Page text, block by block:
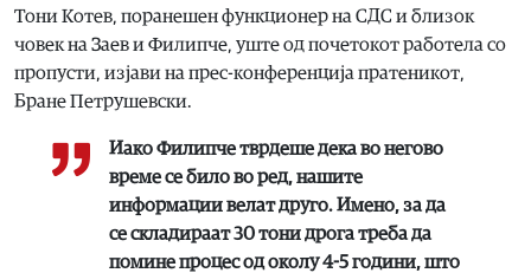
Тони Котев, поранешен функционер на СДС и близок
човек на Заев и Филипче, уште од почетокот работела со
пропусти, изјави на прес-конференција пратеникот,
Бране Петрушевски.
Иако Филипче тврдеше дека во негово
време се било во ред, нашите
информации велат друго. Имено, за да
се складираат 30 тони дрога треба да
помине процес од околу 4-5 години, што